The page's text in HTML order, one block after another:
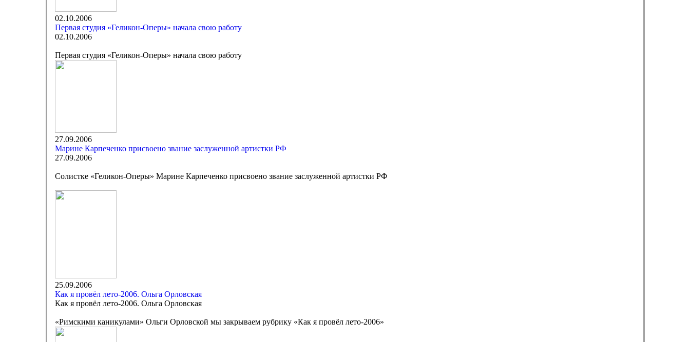
02.10.2006
Первая студия «Геликон-Оперы» начала свою работу
02.10.2006
Первая студия «Геликон-Оперы» начала свою работу
27.09.2006
Марине Карпеченко присвоено звание заслуженной артистки РФ
27.09.2006
Солистке «Геликон-Оперы» Марине Карпеченко присвоено звание заслуженной артистки РФ
25.09.2006
Как я провёл лето-2006. Ольга Орловская
Как я провёл лето-2006. Ольга Орловская
«Римскими каникулами» Ольги Орловской мы закрываем рубрику «Как я провёл лето-2006»